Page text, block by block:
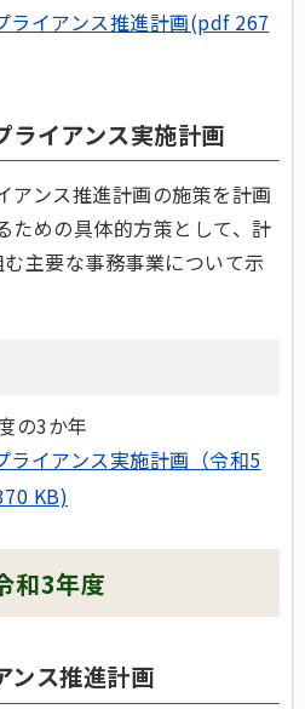
ライアンス推進計画(pdf 267
ライアンス実施計画
アンス推進計画の施策を計画
ための具体的方策として、計
主要な事務事業について示
の3か年
ライアンス実施計画（令和5
KB)
和3年度
ンス推進計画